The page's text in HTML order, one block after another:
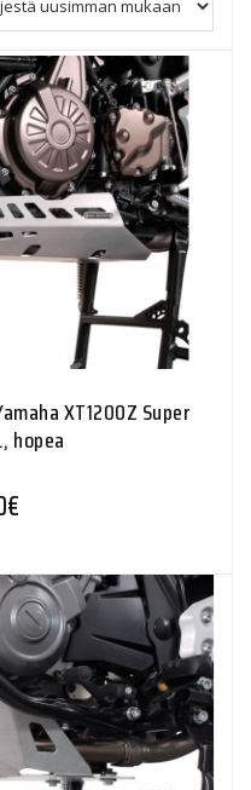
XT1200Z Super
hopea
€